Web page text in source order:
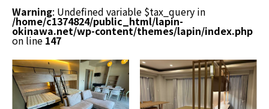
Warning: Undefined variable $tax_query in
/home/c1374824/public_html/lapin-
okinawa.net/wp-content/themes/lapin/index.php
on line 147